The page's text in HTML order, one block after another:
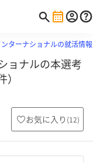
ターナショナルの就活情報
ョナルの本選考
お気に入り (12)